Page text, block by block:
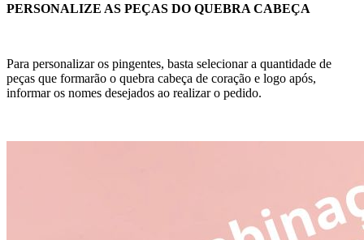
PERSONALIZE AS PEÇAS DO QUEBRA CABEÇA
Para personalizar os pingentes, basta selecionar a quantidade de
peças que formarão o quebra cabeça de coração e logo após,
informar os nomes desejados ao realizar o pedido.